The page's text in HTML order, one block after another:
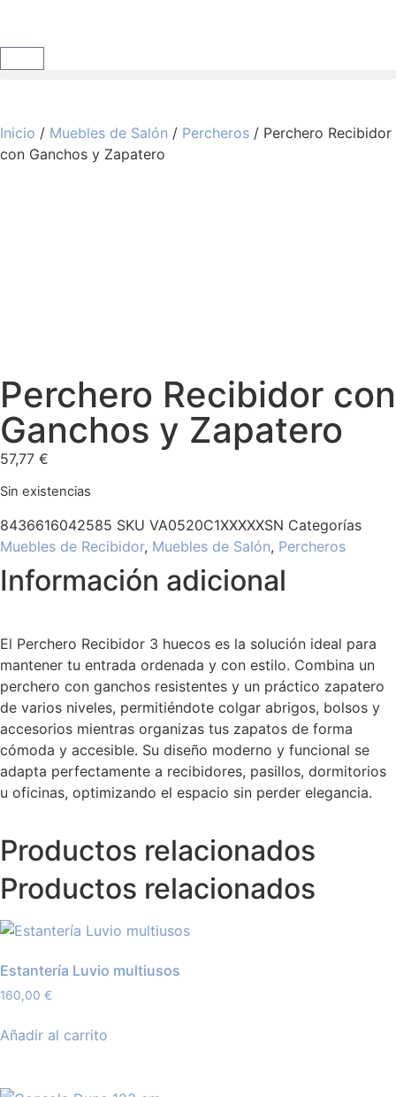
Inicio / Muebles de Salón / Percheros / Perchero Recibidor
con Ganchos y Zapatero
Perchero Recibidor con
Ganchos y Zapatero
57,77 €
Sin existencias
8436616042585 SKU VA0520C1XXXXXSN Categorías
Muebles de Recibidor, Muebles de Salón, Percheros
Información adicional
El Perchero Recibidor 3 huecos es la solución ideal para
mantener tu entrada ordenada y con estilo. Combina un
perchero con ganchos resistentes y un práctico zapatero
de varios niveles, permitiéndote colgar abrigos, bolsos y
accesorios mientras organizas tus zapatos de forma
cómoda y accesible. Su diseño moderno y funcional se
adapta perfectamente a recibidores, pasillos, dormitorios
u oficinas, optimizando el espacio sin perder elegancia.
Productos relacionados
Productos relacionados
Estantería Luvio multiusos
160,00 €
Añadir al carrito